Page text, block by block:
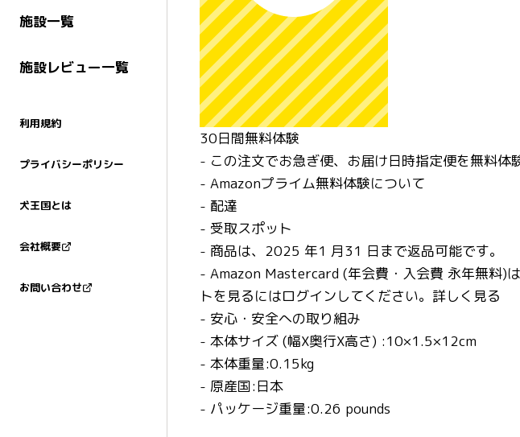
施設一覧
施設レビュー一覧
利用規約
プライバシーポリシー
犬王国とは
会社概要
お問い合わせ
30日間無料体験
- この注文でお急ぎ便、お届け日時指定便を無料体
- Amazonプライム無料体験について
- 配達
- 受取スポット
- 商品は、2025 年1 月31 日まで返品可能です。
- Amazon Mastercard (年会費・入会費 永年無料)
トを見るにはログインしてください。詳しく見る
- 安心・安全への取り組み
- 本体サイズ (幅X奥行X高さ) :10×1.5×12cm
- 本体重量:0.15kg
- 原産国:日本
- パッケージ重量:0.26 pounds